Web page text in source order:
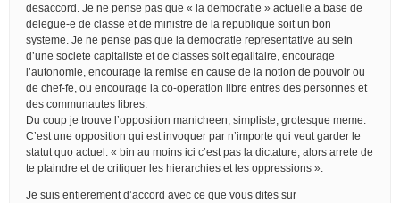
desaccord. Je ne pense pas que « la democratie » actuelle a base de
delegue-e de classe et de ministre de la republique soit un bon
systeme. Je ne pense pas que la democratie representative au sein
d’une societe capitaliste et de classes soit egalitaire, encourage
l’autonomie, encourage la remise en cause de la notion de pouvoir ou
de chef-fe, ou encourage la co-operation libre entres des personnes et
des communautes libres.
Du coup je trouve l’opposition manicheen, simpliste, grotesque meme.
C’est une opposition qui est invoquer par n’importe qui veut garder le
statut quo actuel: « bin au moins ici c’est pas la dictature, alors arrete de
te plaindre et de critiquer les hierarchies et les oppressions ».
Je suis entierement d’accord avec ce que vous dites sur